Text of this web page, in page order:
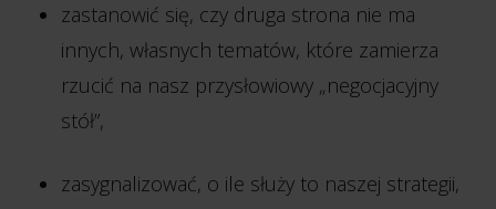
zastanowić się, czy druga strona nie ma
innych, własnych tematów, które zamierza
rzucić na nasz przysłowiowy „negocjacyjny
stół”,
zasygnalizować, o ile służy to naszej strategii,